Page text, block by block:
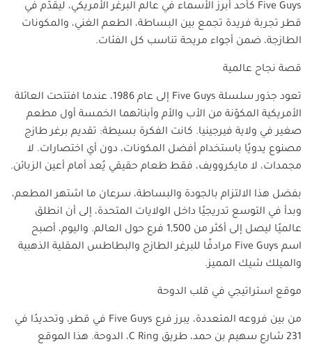
Five Guys كأحد أبرز الأسماء في عالم البرغر الأمريكي، ليقدّم في
قطر تجربة فريدة تجمع بين البساطة، الطعم الغني، والمكونات
الطازجة، ضمن أجواء مريحة تناسب كل الفئات.
قصة نجاح عالمية
تعود جذور سلسلة Five Guys
إلى عام 1986، عندما افتتحت العائلة
الأمريكية المكوّنة من الأب والأم وأبنائهما الخمسة أول مطعم
صغير في ولاية فيرجينيا. كانت الفكرة بسيطة: تقديم برغر طازج
مصنوع يدويًا باستخدام أفضل المكونات، دون أي اختصارات. لا
مجمدات، لا مايكروويف، فقط طعام حقيقي يُعد أمام أعين الزبائن.
بفضل هذا الالتزام بالجودة والبساطة، سرعان ما اشتهر المطعم،
وبدأ في التوسع تدريجيًا داخل الولايات المتحدة، إلى أن انطلق
عالميًا ليصل إلى أكثر من 1,500 فرع حول العالم. واليوم، أصبح
اسم Five Guys مرادفًا للبرغر الطازج والبطاطس المقلية الذهبية
والميلك شيك المميز.
موقع استراتيجي في قلب الدوحة
من بين فروعه المتعددة، يبرز فرع Five Guys في قطر، وتحديدًا في
231 شارع سهيم بن حمد، طريق
C Ring، الدوحة. هذا الموقع